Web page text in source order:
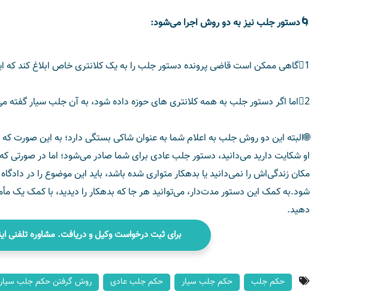
🌀دستور جلب نيز به دو روش اجرا می‌شود:
1⃣گاهی ممکن است قاضی پرونده دستور جلب را به یک کلانتری خاص ابلاغ کند که این نوع از قرار جلب، عادی است؛
2⃣اما اگر دستور جلب به همه کلانتری ‌های حوزه داده شود، به آن جلب سیار گفته می‌شود،
🌐البته این دو روش جلب به اعلام شما به عنوان شاکی بستگی دارد؛ به این صورت که
او شکایت دارید می‌دانید، دستور جلب عادی برای شما صادر می‌شود؛ اما در
مکان زندگی‌اش را نمی‌دانید یا بدهکار متواری شده باشد، باید این موضوع را در
شود.به کمک این دستور مدت‌دار، می‌توانید هر جا که بدهکار را دیدید، با کمک یک
دهید.
برای ثبت درخواست وکیل و دریافت. مشاوره تلفنی اینجا را کلیک کنید
حکم جلب حکم جلب سیار حکم جلب عادی روش گرفتن حکم جلب سیار